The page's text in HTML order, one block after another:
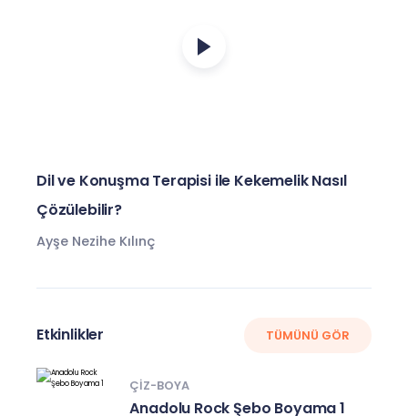
Dil ve Konuşma Terapisi ile Kekemelik Nasıl
Çözülebilir?
Ayşe Nezihe Kılınç
Etkinlikler TÜMÜNÜ GÖR
ÇIZ-BOYA
Anadolu Rock Şebo Boyama 1